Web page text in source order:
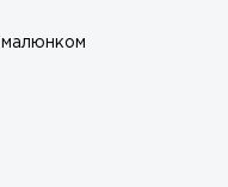
малюнком